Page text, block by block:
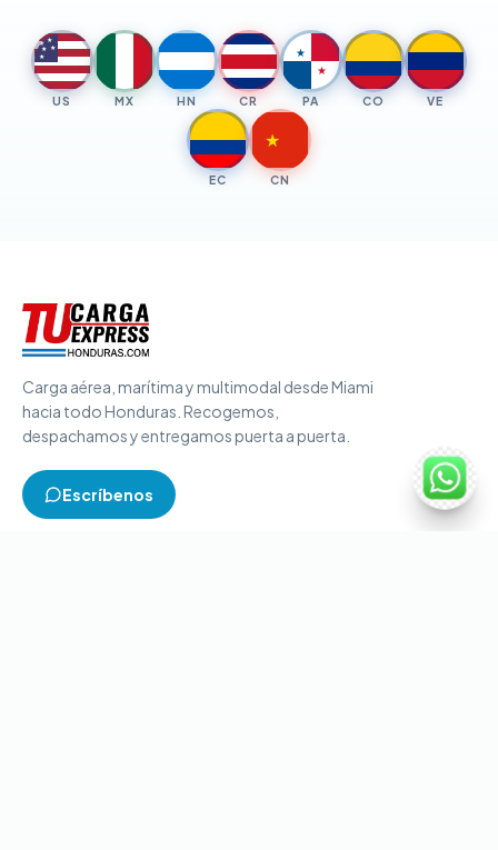
★ ★
★ ★
★
US MX HN CR
★
★
PA CO VE
EC
★
CN
Carga aérea, marítima y multimodal desde Miami
hacia todo Honduras. Recogemos,
despachamos y entregamos puerta a puerta.
Escríbenos